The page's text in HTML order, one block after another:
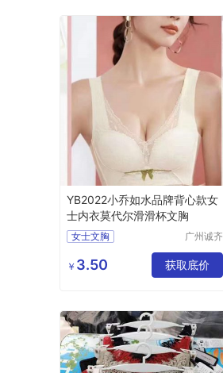
YB2022小乔如水品牌背心款女
士内衣莫代尔滑滑杯文胸
女士文胸
广州诚齐
公司
￥ 3.50 获取底价